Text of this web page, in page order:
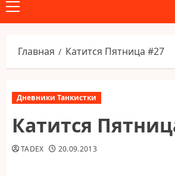
Основное
меню
Главная Катится Пятница #27
Дневники Танкистки
Катится
TADEX 20.09.2013